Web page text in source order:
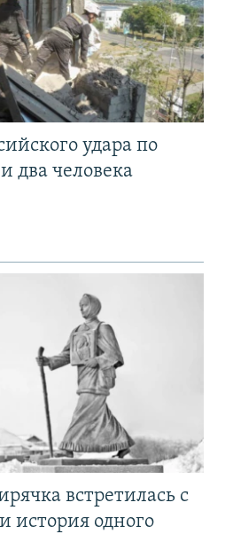
удара по
два человека
встретилась с
история одного